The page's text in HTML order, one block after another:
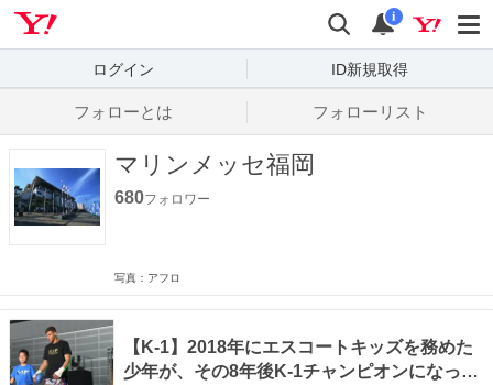
検索
通知
i
ログイン ID新規取得
フォローとは フォローリスト
マリンメッセ福岡
680フォロワー
写真：アフロ
【K-1】2018年にエスコートキッズを務めた
少年が、その8年後K-1チャンピオンになった